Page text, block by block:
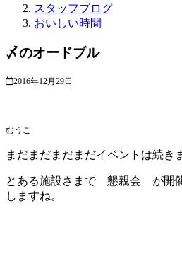
スタッフブログ
おいしい時間
〆のオードブル
2016年12月29日
むうこ
まだまだまだまだイベントは続き
とある施設さまで 懇親会 が開
しますね。